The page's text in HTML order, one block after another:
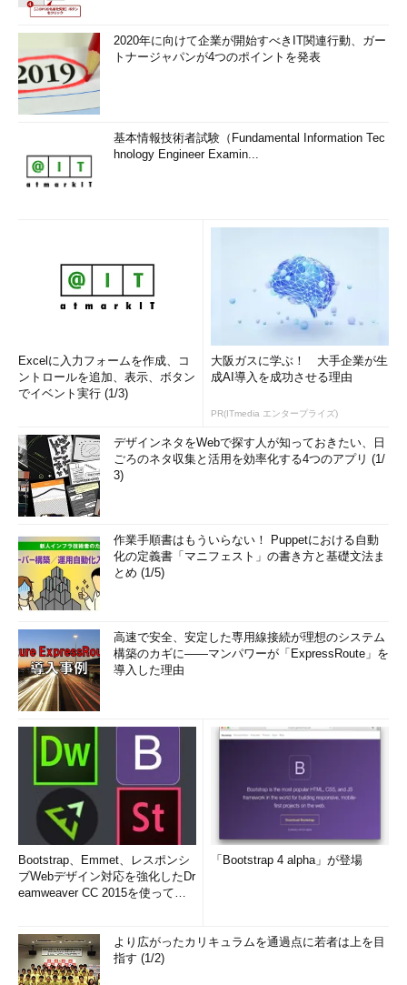
2020年に向けて企業が開始すべきIT関連行動、ガー
トナージャパンが4つのポイントを発表
基本情報技術者試験（Fundamental Information Tec
hnology Engineer Examin...
Excelに入力フォームを作成、コ
ントロールを追加、表示、ボタン
でイベント実行 (1/3)
大阪ガスに学ぶ！ 大手企業が生
成AI導入を成功させる理由
PR(ITmedia エンタープライズ)
デザインネタをWebで探す人が知っておきたい、日
ごろのネタ収集と活用を効率化する4つのアプリ (1/
3)
作業手順書はもういらない！ Puppetにおける自動
化の定義書「マニフェスト」の書き方と基礎文法ま
とめ (1/5)
高速で安全、安定した専用線接続が理想のシステム
構築のカギに――マンパワーが「ExpressRoute」を
導入した理由
Bootstrap、Emmet、レスポンシ
ブWebデザイン対応を強化したDr
eamweaver CC 2015を使って
「Bootstrap 4 alpha」が登場
より広がったカリキュラムを通過点に若者は上を目
指す (1/2)